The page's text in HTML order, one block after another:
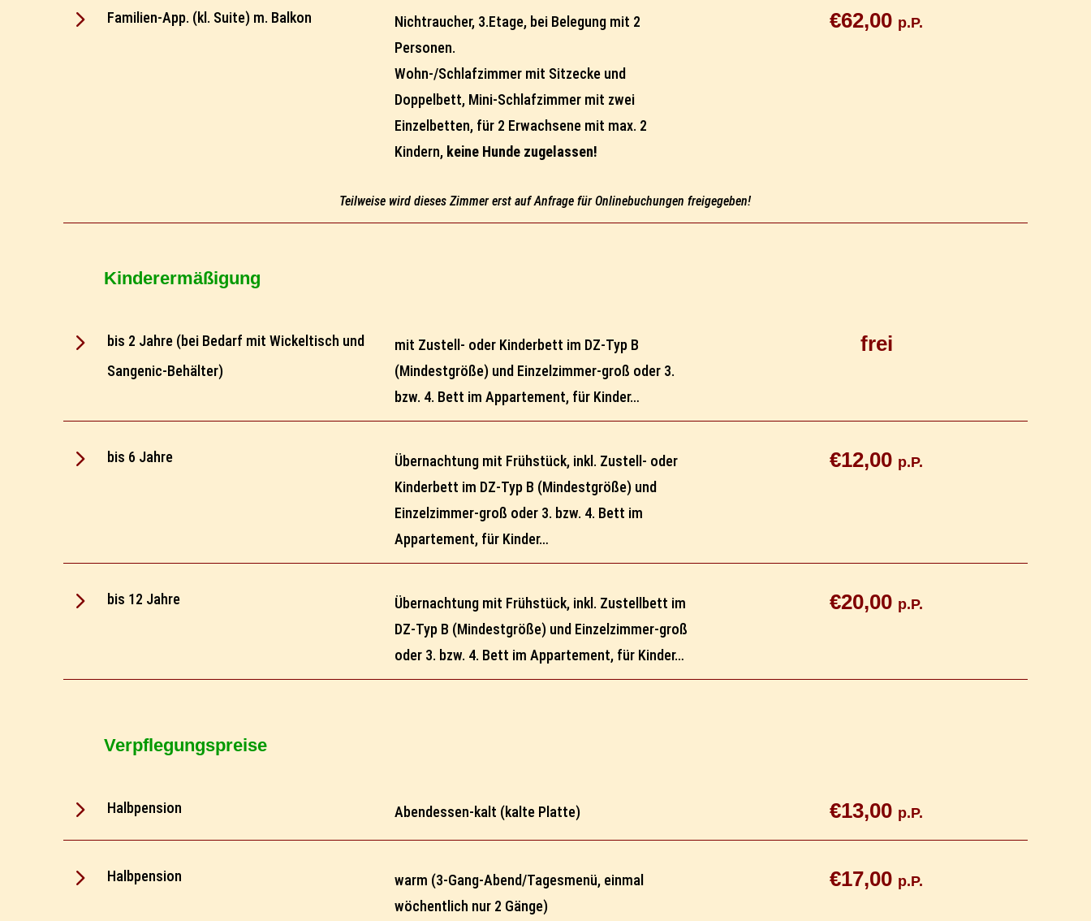
5 Familien-App. (kl. Suite) m. Balkon
Nichtraucher, 3.Etage, bei Belegung mit 2
Personen.
Wohn-/Schlafzimmer mit Sitzecke und
Doppelbett, Mini-Schlafzimmer mit zwei
Einzelbetten, für 2 Erwachsene mit max. 2
Kindern, keine Hunde zugelassen!
€62,00 p.P.
Teilweise wird dieses Zimmer erst auf Anfrage für Onlinebuchungen freigegeben!
Kinderermäßigung
5
bis 2 Jahre (bei Bedarf mit Wickeltisch und
Sangenic-Behälter)
mit Zustell- oder Kinderbett im DZ-Typ B
(Mindestgröße) und Einzelzimmer-groß oder 3.
bzw. 4. Bett im Appartement, für Kinder…
frei
5 bis 6 Jahre
Übernachtung mit Frühstück, inkl. Zustell- oder
Kinderbett im DZ-Typ B (Mindestgröße) und
Einzelzimmer-groß oder 3. bzw. 4. Bett im
Appartement, für Kinder…
€12,00 p.P.
5 bis 12 Jahre
Übernachtung mit Frühstück, inkl. Zustellbett im
DZ-Typ B (Mindestgröße) und Einzelzimmer-groß
oder 3. bzw. 4. Bett im Appartement, für Kinder…
€20,00 p.P.
Verpflegungspreise
5 Halbpension Abendessen-kalt (kalte Platte) €13,00 p.P.
5 Halbpension
warm (3-Gang-Abend/Tagesmenü, einmal
wöchentlich nur 2 Gänge)
€17,00 p.P.